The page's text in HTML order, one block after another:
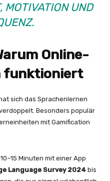
MOTIVATION UND
Online-
funktioniert
sich das Sprachenlernen
Besonders populär
mit Gamification
Minuten mit einer App
Language Survey 2024 bis